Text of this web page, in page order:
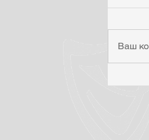
Ваш